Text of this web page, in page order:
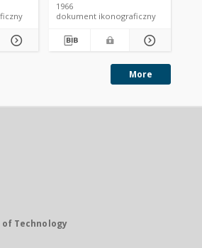
widokiem na ścianę
północną i wschodnią, I
1966
dokument ikonograficzny
More
Technology